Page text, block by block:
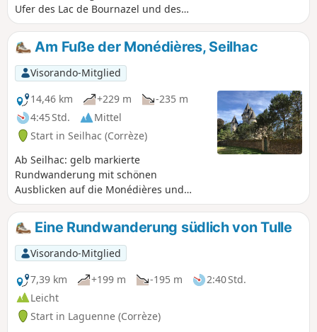
Ufer des Lac de Bournazel und des
Étang Neuf entlangführt. Die Route
bietet sehr weite Ausblicke auf die
Landschaft und die Monédières,
insbesondere vom Orientierungstisch
aus.
Am Fuße der Monédières, Seilhac
Visorando-Mitglied
14,46 km
+229 m
-235 m
4:45 Std.
Mittel
Start in Seilhac (Corrèze)
Ab Seilhac: gelb markierte
Rundwanderung mit schönen
Ausblicken auf die Monédières und
entlang des Lac de Bournazel. Die
Strecke ist größtenteils gut beschattet.
Eine Rundwanderung südlich von Tulle
Visorando-Mitglied
7,39 km
+199 m -195 m
2:40 Std.
Leicht
Start in Laguenne (Corrèze)